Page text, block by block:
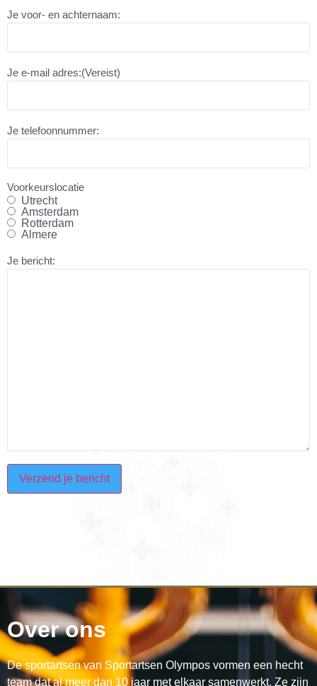
Je voor- en achternaam:
Je e-mail adres:(Vereist)
Je telefoonnummer:
Voorkeurslocatie
Utrecht
Amsterdam
Rotterdam
Almere
Je bericht:
CAPTCHA
Over ons
De sportartsen van Sportartsen Olympos vormen een hecht
team dat al meer dan 10 jaar met elkaar samenwerkt. Ze zijn